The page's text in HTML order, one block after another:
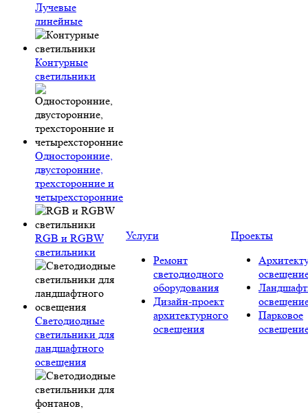
Лучевые
линейные
Контурные
светильники
Односторонние,
двусторонние,
трехсторонние и
четырехсторонние
RGB и RGBW
светильники
Светодиодные
светильники для
ландшафтного
освещения
Услуги
Ремонт
светодиодного
оборудования
Дизайн-проект
архитектурного
освещения
Проекты
Парковое